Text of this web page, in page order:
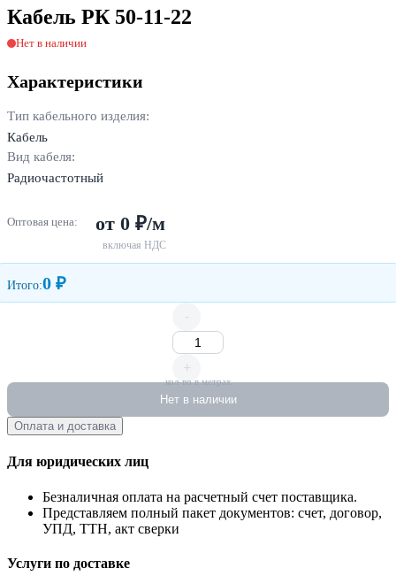
Кабель РК 50-11-22
Нет в наличии
Характеристики
Тип кабельного изделия:
Кабель
Вид кабеля:
Радиочастотный
Оптовая цена: от 0 ₽/м
включая НДС
Итого:0 ₽
-
+
кол-во в метрах
Нет в наличии
Оплата и доставка
Для юридических лиц
Безналичная оплата на расчетный счет поставщика.
Представляем полный пакет документов: счет, договор,
УПД, ТТН, акт сверки
Услуги по доставке